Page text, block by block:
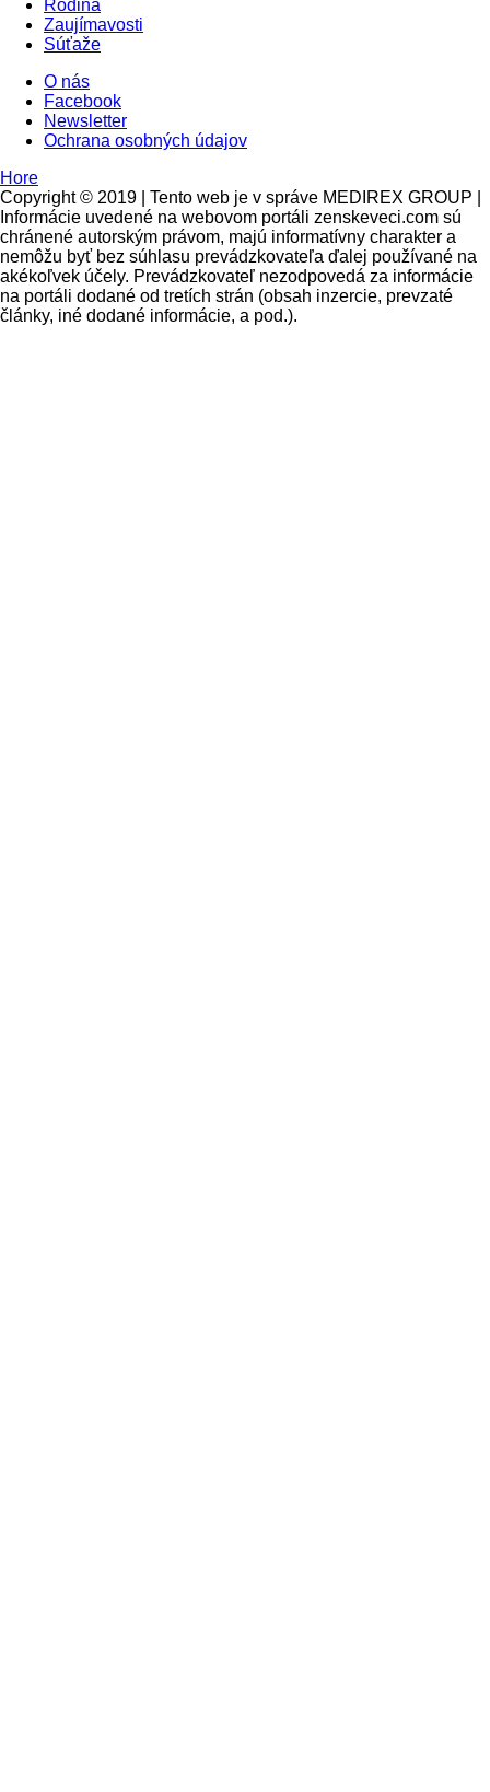
Rodina
Zaujímavosti
Súťaže
O nás
Facebook
Newsletter
Ochrana osobných údajov
Hore
Copyright © 2019 | Tento web je v správe MEDIREX GROUP |
Informácie uvedené na webovom portáli zenskeveci.com sú
chránené autorským právom, majú informatívny charakter a
nemôžu byť bez súhlasu prevádzkovateľa ďalej používané na
akékoľvek účely. Prevádzkovateľ nezodpovedá za informácie
na portáli dodané od tretích strán (obsah inzercie, prevzaté
články, iné dodané informácie, a pod.).